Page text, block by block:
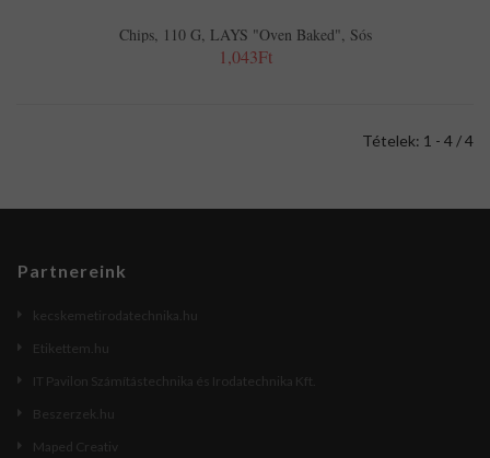
Chips, 110 G, LAYS "Oven Baked", Sós
1,043Ft
Tételek: 1 - 4 / 4
Partnereink
kecskemetirodatechnika.hu
Etikettem.hu
IT Pavilon Számítástechnika és Irodatechnika Kft.
Beszerzek.hu
Maped Creativ